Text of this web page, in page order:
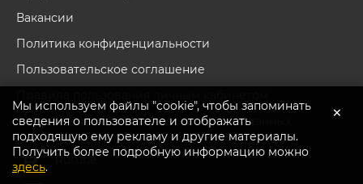
Перейти в каталог
Вакансии
Политика конфиденциальности
Пользовательское соглашение
Согласие на обработку персональных данных
Rutube
Мы используем файлы "cookie", чтобы запоминать
сведения о пользователе и отображать
подходящую ему рекламу и другие материалы.
Получить более подробную информацию можно
здесь.
×